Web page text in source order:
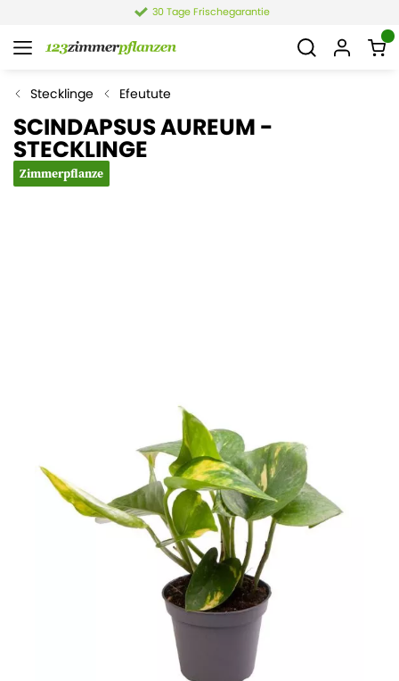
30 Tage Frischegarantie
Stecklinge Efeutute
SCINDAPSUS AUREUM -
STECKLINGE
Zimmerpflanze